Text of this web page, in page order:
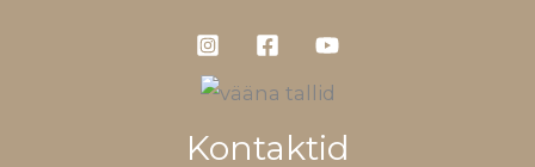
Kontaktid